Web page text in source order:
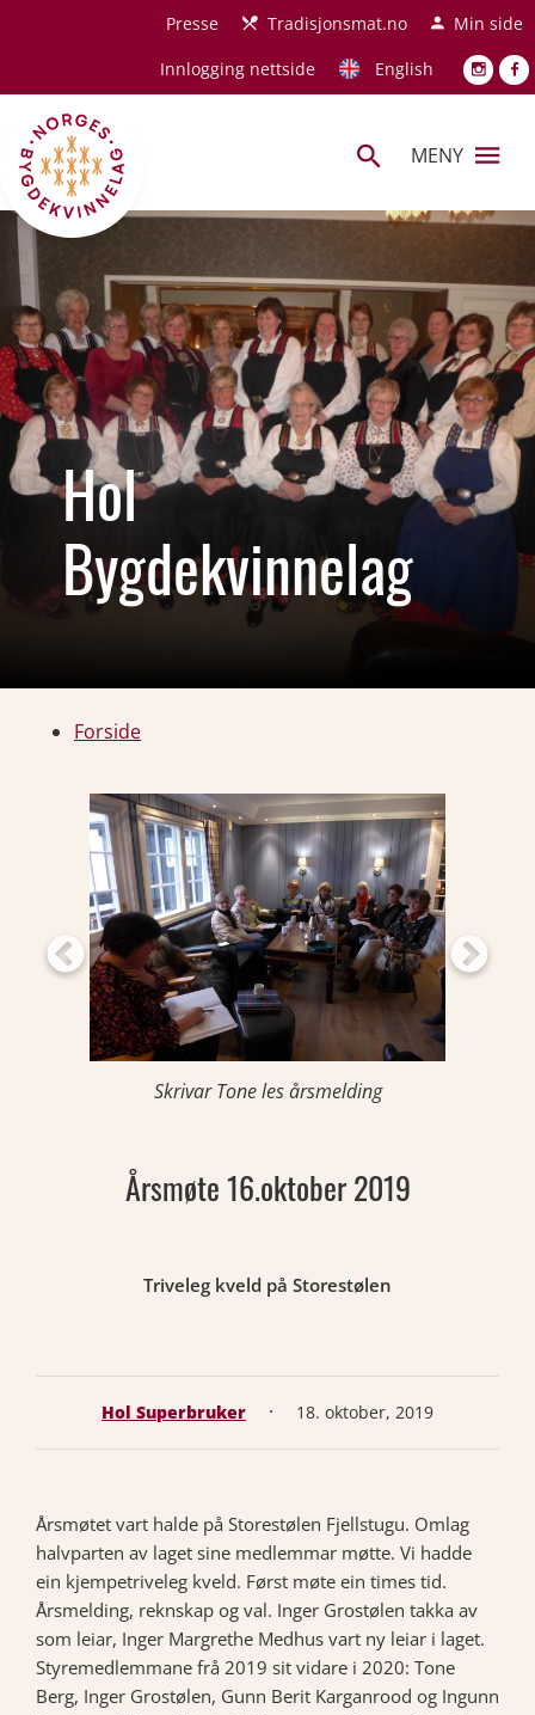
Hopp til hovedinnholdPresse Tradisjonsmat.no
Min side
Innlogging nettside
English
MENY
Hol
Bygdekvinnelag
Forside
Skrivar Tone les årsmelding
Årsmøte 16.oktober 2019
Triveleg kveld på Storestølen
Hol Superbruker · 18. oktober, 2019
Årsmøtet vart halde på Storestølen Fjellstugu. Omlag
halvparten av laget sine medlemmar møtte. Vi hadde
ein kjempetriveleg kveld. Først møte ein times tid.
Årsmelding, reknskap og val. Inger Grostølen takka av
som leiar, Inger Margrethe Medhus vart ny leiar i laget.
Styremedlemmane frå 2019 sit vidare i 2020: Tone
Berg, Inger Grostølen, Gunn Berit Karganrood og Ingunn